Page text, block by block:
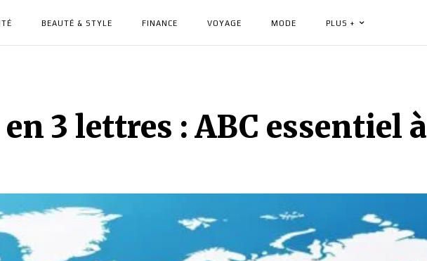
BEAUTÉ & STYLE FINANCE VOYAGE MODE PLUS +
3 lettres : ABC essentiel à